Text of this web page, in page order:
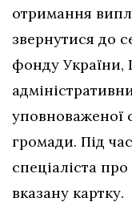
отримання
звернутися до
фонду України,
уповноваженої
громади. Під
спеціаліста
вказану картку.